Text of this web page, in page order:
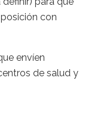
con
envíen
de salud y